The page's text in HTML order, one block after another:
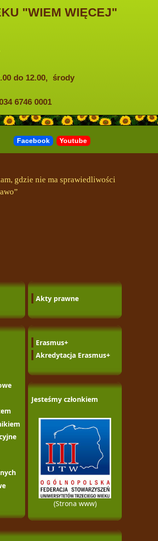
"WIEM WIĘCEJ"
do 12.00, środy
6746 0001
Facebook Youtube
gdzie nie ma sprawiedliwości
Akty prawne
Erasmus+
Akredytacja Erasmus+
Jesteśmy członkiem
(Strona www)